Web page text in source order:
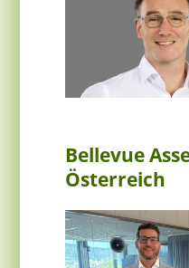
Bellevue
Österreich